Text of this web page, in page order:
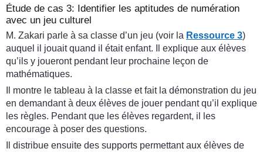
Étude de cas 3: Identifier les aptitudes de numération
avec un jeu culturel
M. Zakari parle à sa classe d’un jeu (voir la Ressource 3)
auquel il jouait quand il était enfant. Il explique aux élèves
qu’ils y joueront pendant leur prochaine leçon de
mathématiques.
Il montre le tableau à la classe et fait la démonstration du jeu
en demandant à deux élèves de jouer pendant qu’il explique
les règles. Pendant que les élèves regardent, il les
encourage à poser des questions.
Il distribue ensuite des supports permettant aux élèves de